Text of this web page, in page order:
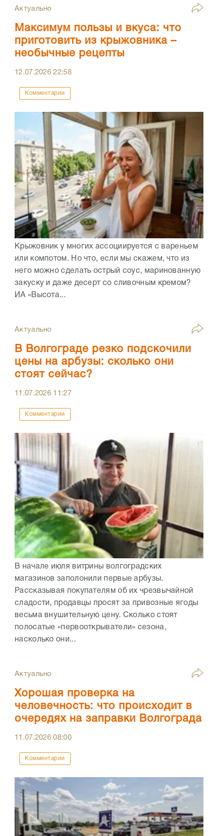
Актуально
Максимум пользы и вкуса: что
приготовить из крыжовника –
необычные рецепты
12.07.202622:58
Комментарии
Крыжовник у многих ассоциируется с вареньем
или компотом. Но что, если мы скажем, что из
него можно сделать острый соус, маринованную
закуску и даже десерт со сливочным кремом?
ИА «Высота...
Актуально
В Волгограде резко подскочили
цены на арбузы: сколько они
стоят сейчас?
11.07.2026 11:27
Комментарии
В начале июля витрины волгоградских
магазинов заполонили первые арбузы.
Рассказывая покупателям об их чрезвычайной
сладости, продавцы просят за привозные ягоды
весьма внушительную цену. Сколько стоят
полосатые «первооткрыватели» сезона,
насколько они...
Актуально
Хорошая проверка на
человечность: что происходит в
очередях на заправки Волгограда
11.07.202608:00
Комментарии